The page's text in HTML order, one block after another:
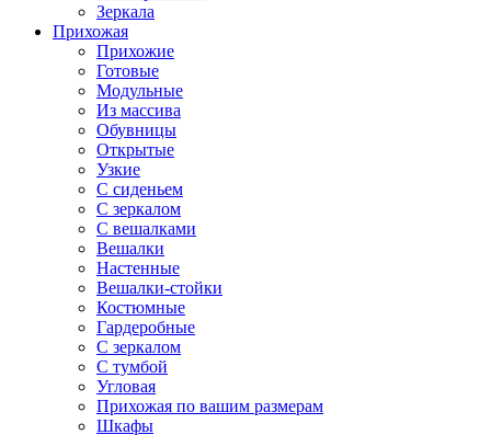
Зеркала
Прихожая
Прихожие
Готовые
Модульные
Из массива
Обувницы
Открытые
Узкие
С сиденьем
С зеркалом
С вешалками
Вешалки
Настенные
Вешалки-стойки
Костюмные
Гардеробные
С зеркалом
С тумбой
Угловая
Прихожая по вашим размерам
Шкафы